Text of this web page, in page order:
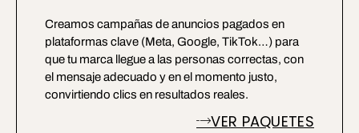
Creamos campañas de anuncios pagados en
plataformas clave (Meta, Google, TikTok…) para
que tu marca llegue a las personas correctas, con
el mensaje adecuado y en el momento justo,
convirtiendo clics en resultados reales.
VER PAQUETES